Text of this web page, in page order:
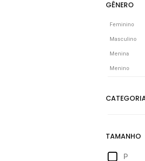
Feminino
Masculino
Menina
Menino
P